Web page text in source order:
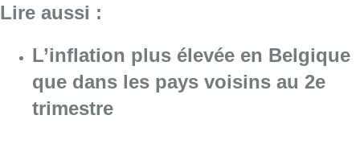
Lire aussi :
L’inflation plus élevée en Belgique
que dans les pays voisins au 2e
trimestre